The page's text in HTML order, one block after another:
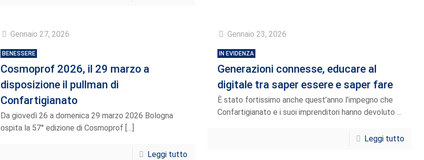
Gennaio 27, 2026
BENESSERE
Cosmoprof 2026, il 29 marzo a
disposizione il pullman di
Confartigianato
Da giovedì 26 a domenica 29 marzo 2026 Bologna
ospita la 57° edizione di Cosmoprof […]
Leggi tutto
Gennaio 23, 2026
IN EVIDENZA
Generazioni connesse, educare al
digitale tra saper essere e saper fare
È stato fortissimo anche quest’anno l’impegno che
Confartigianato e i suoi imprenditori hanno devoluto ...
Leggi tutto